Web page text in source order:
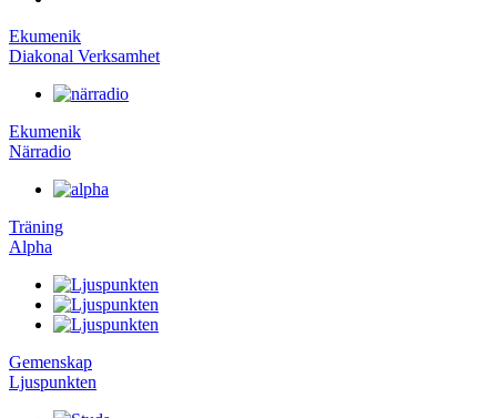
Ekumenik
Diakonal Verksamhet
Ekumenik
Närradio
Träning
Alpha
Gemenskap
Ljuspunkten